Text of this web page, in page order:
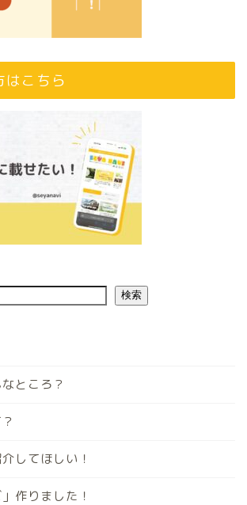
はこちら
検索
ところ？
してほしい！
作りました！